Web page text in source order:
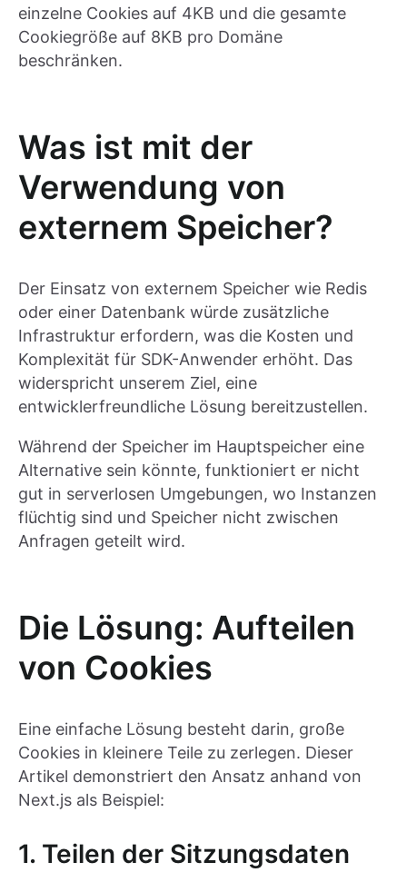
einzelne Cookies auf 4KB und die gesamte
Cookiegröße auf 8KB pro Domäne
beschränken.
Was ist mit der
Verwendung von
externem Speicher?
Der Einsatz von externem Speicher wie Redis
oder einer Datenbank würde zusätzliche
Infrastruktur erfordern, was die Kosten und
Komplexität für SDK-Anwender erhöht. Das
widerspricht unserem Ziel, eine
entwicklerfreundliche Lösung bereitzustellen.
Während der Speicher im Hauptspeicher eine
Alternative sein könnte, funktioniert er nicht
gut in serverlosen Umgebungen, wo Instanzen
flüchtig sind und Speicher nicht zwischen
Anfragen geteilt wird.
Die Lösung: Aufteilen
von Cookies
Eine einfache Lösung besteht darin, große
Cookies in kleinere Teile zu zerlegen. Dieser
Artikel demonstriert den Ansatz anhand von
Next.js als Beispiel:
1. Teilen der Sitzungsdaten